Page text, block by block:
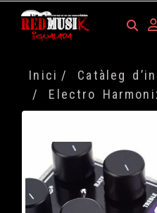
Inici
Catàleg
Electro